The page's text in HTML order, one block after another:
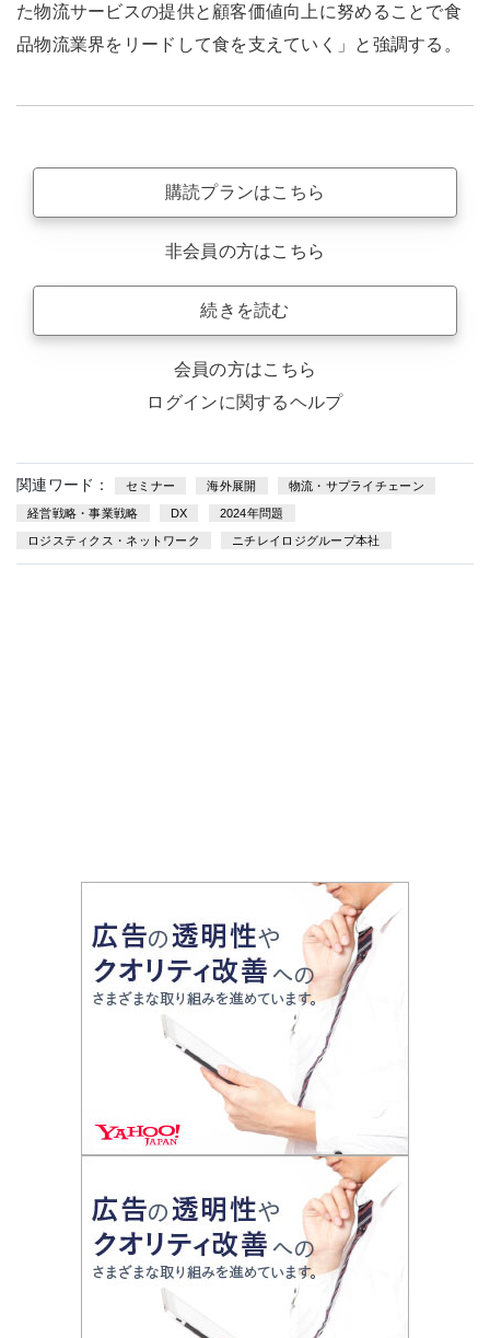
た物流サービスの提供と顧客価値向上に努めることで食
品物流業界をリードして食を支えていく」と強調する。
購読プランはこちら
非会員の方はこちら
続きを読む
会員の方はこちら
ログインに関するヘルプ
関連ワード： セミナー 海外展開 物流・サプライチェーン
経営戦略・事業戦略 DX 2024年問題
ロジスティクス・ネットワーク ニチレイロジグループ本社